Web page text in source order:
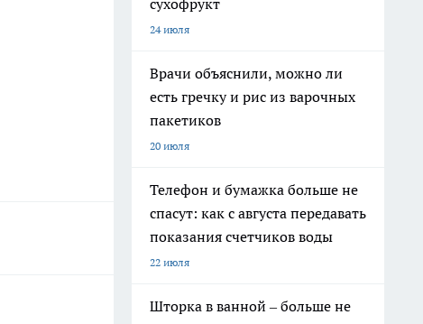
сухофрукт
24 июля
Врачи объяснили, можно ли
есть гречку и рис из варочных
пакетиков
20 июля
Телефон и бумажка больше не
спасут: как с августа передавать
показания счетчиков воды
22 июля
Шторка в ванной – больше не